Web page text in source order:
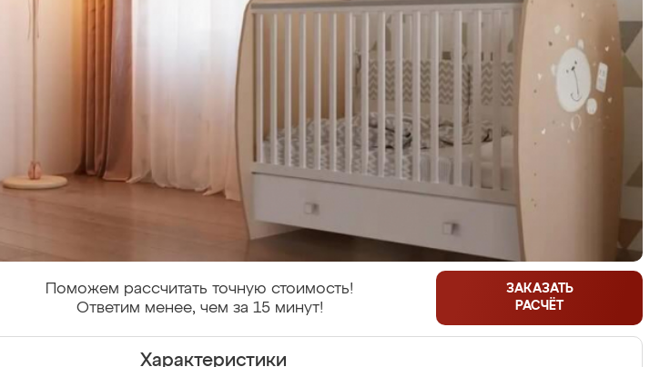
Поможем рассчитать точную стоимость!
Ответим менее, чем за 15 минут!
ЗАКАЗАТЬ
РАСЧЁТ
Характеристики